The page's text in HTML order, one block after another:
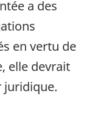
a des
en vertu de
elle devrait
juridique.